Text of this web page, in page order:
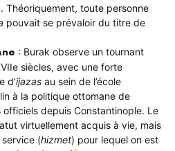
Théoriquement, toute personne
pouvait se prévaloir du titre de
: Burak observe un tournant
siècles, avec une forte
d’ijazas au sein de l’école
à la politique ottomane de
depuis Constantinople. Le
virtuellement acquis à vie, mais
(hizmet) pour lequel on est